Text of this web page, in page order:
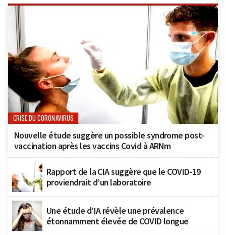
CRISE DU CORONAVIRUS
Nouvelle étude suggère un possible syndrome post-
vaccination après les vaccins Covid à ARNm
Rapport de la CIA suggère que le COVID-19
proviendrait d’un laboratoire
Une étude d’IA révèle une prévalence
étonnamment élevée de COVID longue